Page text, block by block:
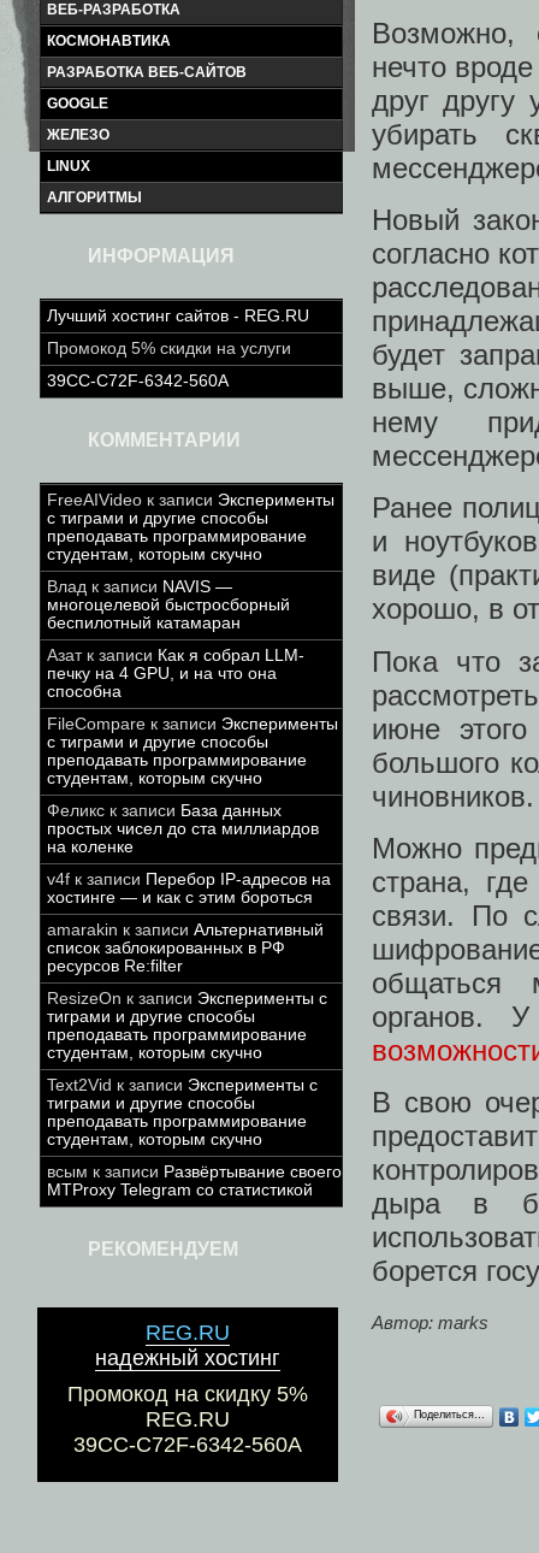
ВЕБ-РАЗРАБОТКА
КОСМОНАВТИКА
РАЗРАБОТКА ВЕБ-САЙТОВ
GOOGLE
ЖЕЛЕЗО
LINUX
АЛГОРИТМЫ
ИНФОРМАЦИЯ
Лучший хостинг сайтов - REG.RU
Промокод 5% скидки на услуги
39CC-C72F-6342-560A
КОММЕНТАРИИ
FreeAIVideo к записи Эксперименты
с тиграми и другие способы
преподавать программирование
студентам, которым скучно
Влад к записи NAVIS —
многоцелевой быстросборный
беспилотный катамаран
Азатк записи Как я собрал LLM-
печку на 4 GPU, и на что она
способна
FileCompare к записи Эксперименты
с тиграми и другие способы
преподавать программирование
студентам, которым скучно
Феликс к записи База данных
простых чисел до ста миллиардов
на коленке
v4f к записи Перебор IP-адресов на
хостинге — и как с этим бороться
amarakin к записи Альтернативный
список заблокированных в РФ
ресурсов Re:filter
ResizeOn к записи Эксперименты с
тиграми и другие способы
преподавать программирование
студентам, которым скучно
Text2Vid к записи Эксперименты с
тиграми и другие способы
преподавать программирование
студентам, которым скучно
всым к записи Развёртывание своего
MTProxy Telegram со статистикой
РЕКОМЕНДУЕМ
REG.RU
надежный хостинг
Промокод на скидку 5%
REG.RU
39CC-C72F-6342-560A
Возможно,
нечто
друг другу
убирать
Новый
согласно
будет
выше,
нему
Ранее
и
виде
хорошо, в
Пока что
июне
большого
чиновников.
Можно
страна,
связи. По
общаться
органов.
В свою
дыра в
борется
Автор: marks
Поделиться…